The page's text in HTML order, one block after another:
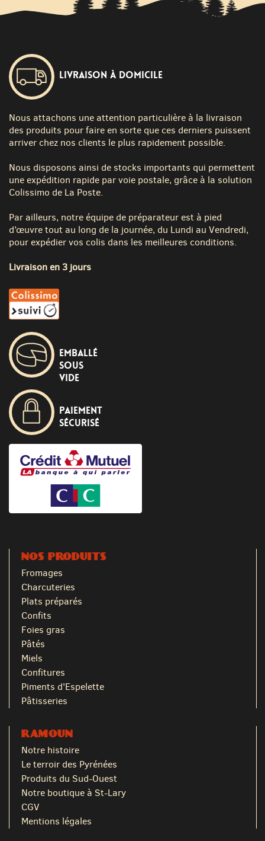
Livraison à domicile
Nous attachons une attention particulière à la livraison
des produits pour faire en sorte que ces derniers puissent
arriver chez nos clients le plus rapidement possible.
Nous disposons ainsi de stocks importants qui permettent
une expédition rapide par voie postale, grâce à la solution
Colissimo de La Poste.
Par ailleurs, notre équipe de préparateur est à pied
d’œuvre tout au long de la journée, du Lundi au Vendredi,
pour expédier vos colis dans les meilleures conditions.
Livraison en 3 jours
Emballé
sous
vide
Paiement
sécurisé
NOS PRODUITS
Fromages
Charcuteries
Plats préparés
Confits
Foies gras
Pâtés
Miels
Confitures
Piments d'Espelette
Pâtisseries
RAMOUN
Notre histoire
Le terroir des Pyrénées
Produits du Sud-Ouest
Notre boutique à St-Lary
CGV
Mentions légales